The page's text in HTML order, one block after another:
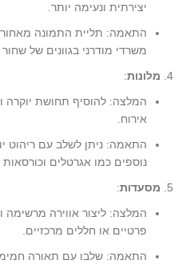
יצירתית ונעימה יותר.
התאמה: תליית התמונה
משרדי מודרני בגוונים של שחור
מלונות:
המלצה: להוסיף תחושת יוקרה
אירוח.
התאמה: ניתן לשלב עם ריהוט
נוספים כמו אגרטלים
מסעדות:
המלצה: ליצור אווירה מרשימה
פרטיים או חללים מרכזיים.
התאמה: שלבו עם תאורה